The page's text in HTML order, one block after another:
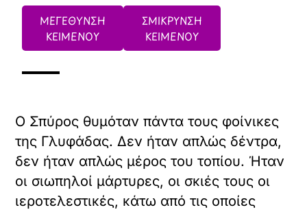
ΜΕΓΕΘΥΝΣΗ
ΚΕΙΜΕΝΟΥ
ΣΜΙΚΡΥΝΣΗ
ΚΕΙΜΕΝΟΥ
Ο Σπύρος θυμόταν πάντα τους φοίνικες
της Γλυφάδας. Δεν ήταν απλώς δέντρα,
δεν ήταν απλώς μέρος του τοπίου. Ήταν
οι σιωπηλοί μάρτυρες, οι σκιές τους οι
ιεροτελεστικές, κάτω από τις οποίες